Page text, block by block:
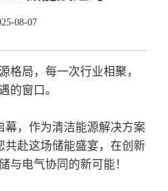
08-07
格局，每一次行业相聚，
的窗口。
幕，作为清洁能源解决方案
共赴这场储能盛宴，在创新
与电气协同的新可能！